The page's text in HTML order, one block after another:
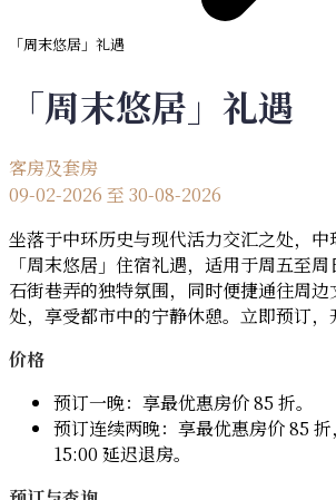
「周末悠居」礼遇
「周末悠居」礼遇
客房及套房
09-02-2026 至 30-08-2026
坐落于中环历史与现代活力交汇之处，
「周末悠居」住宿礼遇，适用于周五至
石街巷弄的独特氛围，同时便捷通往周
处，享受都市中的宁静休憩。立即预订，
价格
预订一晚：享最优惠房价 85 折。
预订连续两晚：享最优惠房价 85
15:00 延迟退房。